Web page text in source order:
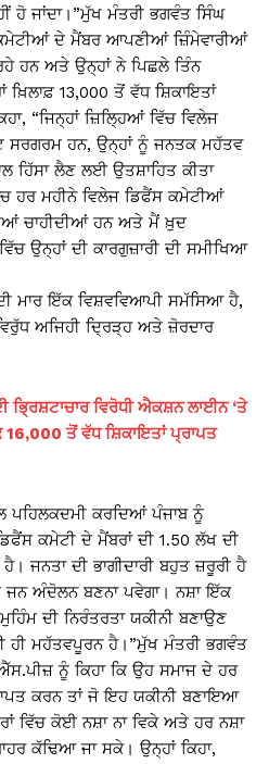
ਹੋ ਜਾਂਦਾ।”ਮੁੱਖ ਮੰਤਰੀ ਭਗਵੰਤ ਸਿੰਘ
ਕਮੇਟੀਆਂ ਦੇ ਮੈਂਬਰ ਆਪਣੀਆਂ ਜ਼ਿੰਮੇਵਾਰੀਆਂ
ਹਨ ਅਤੇ ਉਨ੍ਹਾਂ ਨੇ ਪਿਛਲੇ ਤਿੰਨ
ਖ਼ਿਲਾਫ਼ 13,000 ਤੋਂ ਵੱਧ ਸ਼ਿਕਾਇਤਾਂ
“ਜਿਨ੍ਹਾਂ ਜ਼ਿਲ੍ਹਿਆਂ ਵਿੱਚ ਵਿਲੇਜ
ਸਰਗਰਮ ਹਨ, ਉਨ੍ਹਾਂ ਨੂੰ ਜਨਤਕ ਮਹੱਤਵ
ਹਿੱਸਾ ਲੈਣ ਲਈ ਉਤਸ਼ਾਹਿਤ ਕੀਤਾ
ਹਰ ਮਹੀਨੇ ਵਿਲੇਜ ਡਿਫੈਂਸ ਕਮੇਟੀਆਂ
ਚਾਹੀਦੀਆਂ ਹਨ ਅਤੇ ਮੈਂ ਖ਼ੁਦ
ਉਨ੍ਹਾਂ ਦੀ ਕਾਰਗੁਜ਼ਾਰੀ ਦੀ ਸਮੀਖਿਆ
ਮਾਰ ਇੱਕ ਵਿਸ਼ਵਵਿਆਪੀ ਸਮੱਸਿਆ ਹੈ,
ਅਜਿਹੀ ਦ੍ਰਿੜ੍ਹ ਅਤੇ ਜ਼ੋਰਦਾਰ
ਭ੍ਰਿਸ਼ਟਾਚਾਰ ਵਿਰੋਧੀ ਐਕਸ਼ਨ ਲਾਈਨ ‘ਤੇ
ਤੋਂ ਵੱਧ ਸ਼ਿਕਾਇਤਾਂ ਪ੍ਰਾਪਤ
ਪਹਿਲਕਦਮੀ ਕਰਦਿਆਂ ਪੰਜਾਬ ਨੂੰ
ਕਮੇਟੀ ਦੇ ਮੈਂਬਰਾਂ ਦੀ 1.50 ਲੱਖ ਦੀ
ਜਨਤਾ ਦੀ ਭਾਗੀਦਾਰੀ ਬਹੁਤ ਜ਼ਰੂਰੀ ਹੈ
ਜਨ ਅੰਦੋਲਨ ਬਣਨਾ ਪਵੇਗਾ। ਨਸ਼ਾ ਇੱਕ
ਦੀ ਨਿਰੰਤਰਤਾ ਯਕੀਨੀ ਬਣਾਉਣ
ਹੀ ਮਹੱਤਵਪੂਰਨ ਹੈ।”ਮੁੱਖ ਮੰਤਰੀ ਭਗਵੰਤ
ਨੂੰ ਕਿਹਾ ਕਿ ਉਹ ਸਮਾਜ ਦੇ ਹਰ
ਕਰਨ ਤਾਂ ਜੋ ਇਹ ਯਕੀਨੀ ਬਣਾਇਆ
ਵਿੱਚ ਕੋਈ ਨਸ਼ਾ ਨਾ ਵਿਕੇ ਅਤੇ ਹਰ ਨਸ਼ਾ
ਕੱਢਿਆ ਜਾ ਸਕੇ। ਉਨ੍ਹਾਂ ਕਿਹਾ,